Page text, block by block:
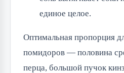
единое целое.
Оптимальная пропорция
помидоров — половина
перца, большой пучок